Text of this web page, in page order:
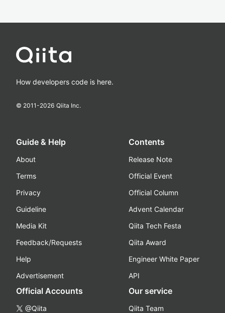
How developers code is here.
© 2011-2026 Qiita Inc.
Guide & Help
About
Terms
Privacy
Guideline
Media Kit
Feedback/Requests
Help
Advertisement
Contents
Release Note
Official Event
Official Column
Advent Calendar
Qiita Tech Festa
Qiita Award
Engineer White Paper
API
Official Accounts
@Qiita
Our service
Qiita Team